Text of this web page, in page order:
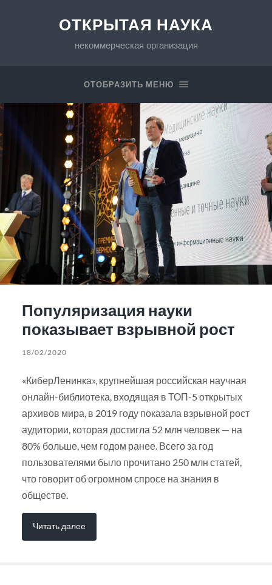
ОТКРЫТАЯ НАУКА
некоммерческая организация
ОТОБРАЗИТЬ МЕНЮ
Популяризация науки
показывает взрывной рост
18/02/2020
«КиберЛенинка», крупнейшая российская научная
онлайн-библиотека, входящая в ТОП-5 открытых
архивов мира, в 2019 году показала взрывной рост
аудитории, которая достигла 52 млн человек — на
80% больше, чем годом ранее. Всего за год
пользователями было прочитано 250 млн статей,
что говорит об огромном спросе на знания в
обществе.
Читать далее